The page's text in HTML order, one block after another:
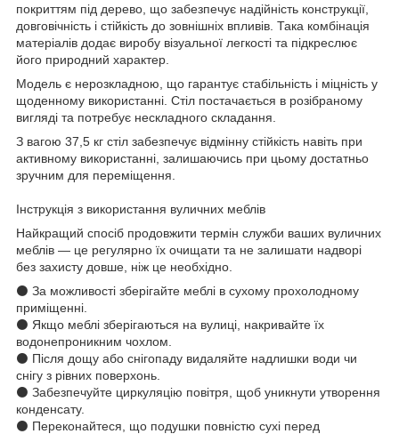
покриттям під дерево, що забезпечує надійність конструкції,
довговічність і стійкість до зовнішніх впливів. Така комбінація
матеріалів додає виробу візуальної легкості та підкреслює
його природний характер.
Модель є нерозкладною, що гарантує стабільність і міцність у
щоденному використанні. Стіл постачається в розібраному
вигляді та потребує нескладного складання.
З вагою 37,5 кг стіл забезпечує відмінну стійкість навіть при
активному використанні, залишаючись при цьому достатньо
зручним для переміщення.
Інструкція з використання вуличних меблів
Найкращий спосіб продовжити термін служби ваших вуличних
меблів — це регулярно їх очищати та не залишати надворі
без захисту довше, ніж це необхідно.
⚫ За можливості зберігайте меблі в сухому прохолодному
приміщенні.
⚫ Якщо меблі зберігаються на вулиці, накривайте їх
водонепроникним чохлом.
⚫ Після дощу або снігопаду видаляйте надлишки води чи
снігу з рівних поверхонь.
⚫ Забезпечуйте циркуляцію повітря, щоб уникнути утворення
конденсату.
⚫ Переконайтеся, що подушки повністю сухі перед